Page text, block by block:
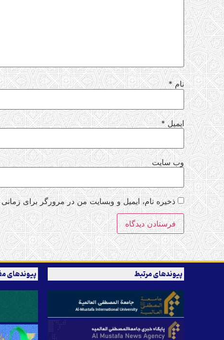
نام*
ایمیل*
وب‌ سایت
ذخیره نام، ایمیل و وبسایت من در مرورگر برای
پیوندهای مرتبط پیوندهای